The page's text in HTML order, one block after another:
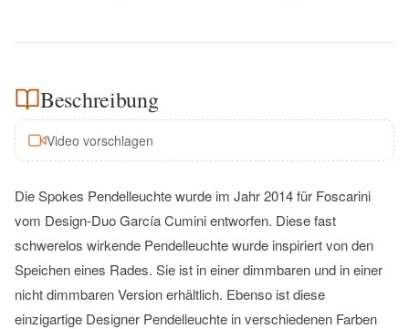
Beschreibung
Video vorschlagen
Die Spokes Pendelleuchte wurde im Jahr 2014 für Foscarini
vom Design-Duo García Cumini entworfen. Diese fast
schwerelos wirkende Pendelleuchte wurde inspiriert von den
Speichen eines Rades. Sie ist in einer dimmbaren und in einer
nicht dimmbaren Version erhältlich. Ebenso ist diese
einzigartige Designer Pendelleuchte in verschiedenen Farben